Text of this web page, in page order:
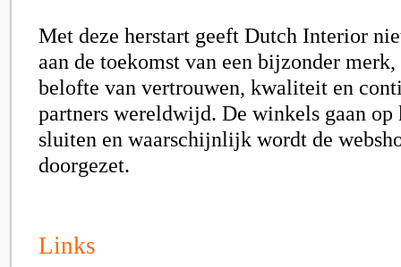
Met deze herstart geeft Dutch Interior
aan de toekomst van een bijzonder
belofte van vertrouwen, kwaliteit en
partners wereldwijd. De winkels gaan
sluiten en waarschijnlijk wordt de
doorgezet.
Links